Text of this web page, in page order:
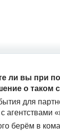
ли вы при
о таком
для
агентствами
берём в